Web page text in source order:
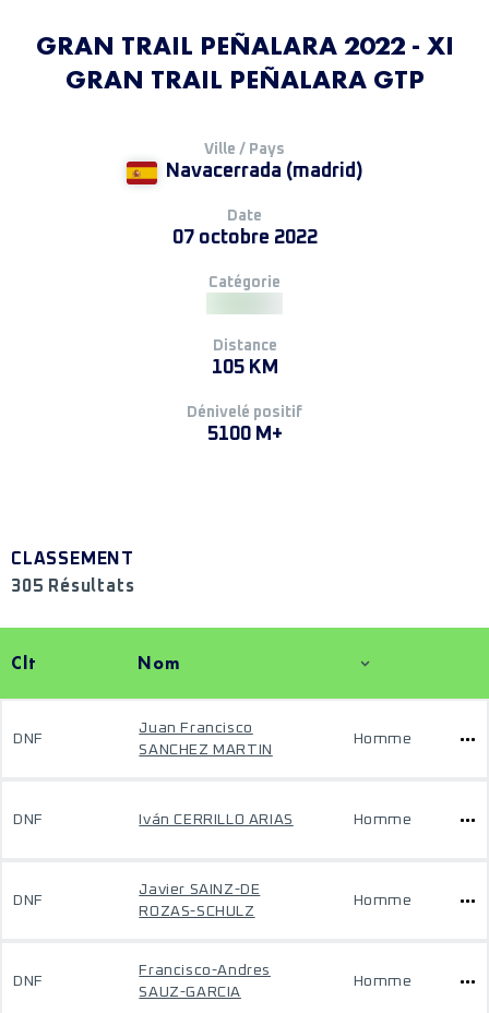
GRAN TRAIL PEÑALARA 2022 - XI
GRAN TRAIL PEÑALARA GTP
Ville / Pays
Navacerrada (madrid)
Date
07 octobre 2022
Catégorie
Distance
105 KM
Dénivelé positif
5100 M+
CLASSEMENT
305 Résultats
Clt Nom
DNF
Juan Francisco
SANCHEZ MARTIN
Homme
DNF Iván CERRILLO ARIAS Homme
DNF
Javier SAINZ-DE
ROZAS-SCHULZ
Homme
DNF
Francisco-Andres
SAUZ-GARCIA
Homme